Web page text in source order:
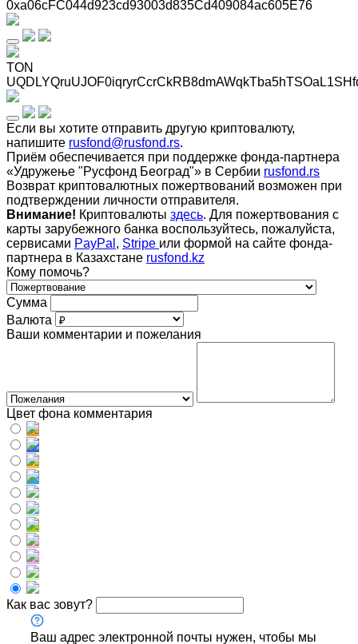
0xa06cFC044d923cd93003d835Cd409084ac605E76
TON
Если вы хотите отправить другую криптовалюту,
напишите rusfond@rusfond.rs.
Приём обеспечивается при поддержке фонда-партнера
«Удружење "Русфонд Београд"» в Сербии rusfond.rs
Возврат криптовалютных пожертвований возможен при
подтверждении личности отправителя.
Внимание! Криптовалюты здесь. Для пожертвования с
карты зарубежного банка воспользуйтесь, пожалуйста,
сервисами PayPal , Stripe или формой на сайте фонда-
партнера в Казахстане rusfond.kz
Кому помочь?
Сумма
Валюта
Ваши комментарии и пожелания
Цвет фона комментария
Как вас зовут?
Ваш адрес электронной почты нужен, чтобы мы